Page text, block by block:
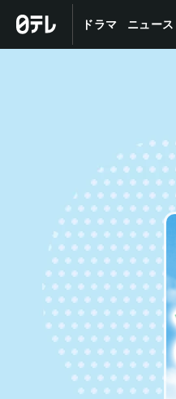
ドラマ ニュー